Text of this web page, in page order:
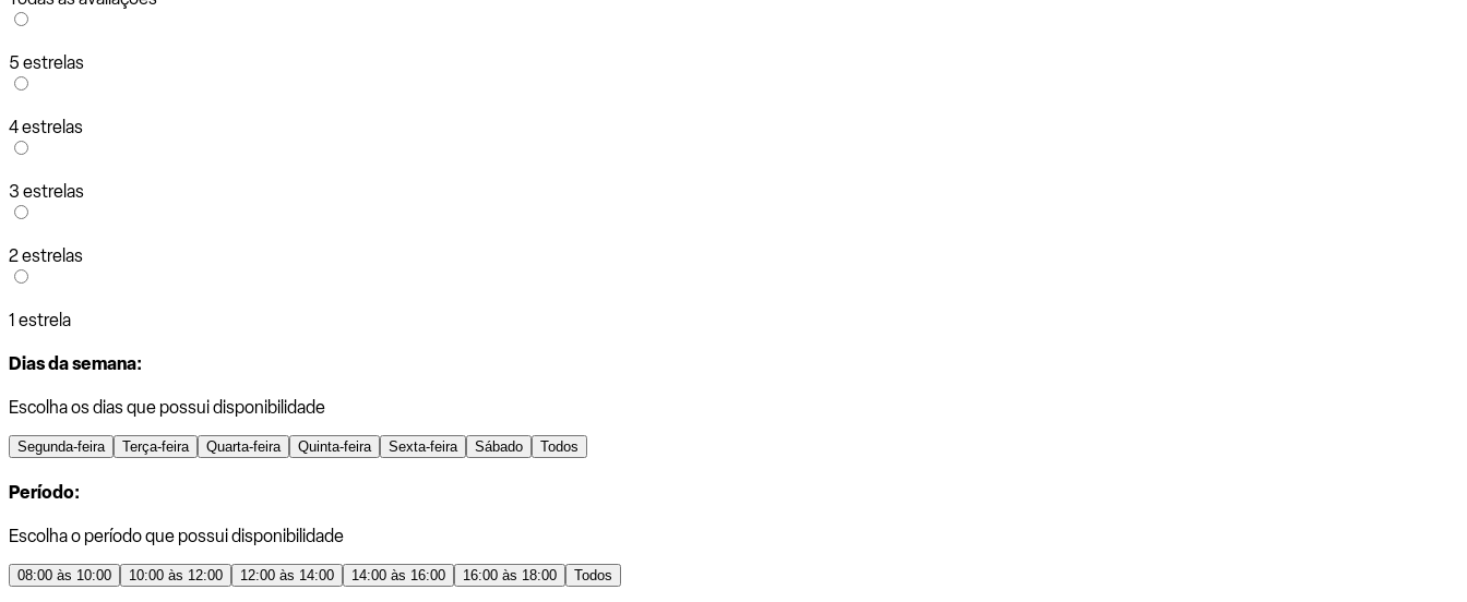
5 estrelas
4 estrelas
3 estrelas
2 estrelas
1 estrela
Dias da semana:
Escolha os dias que possui disponibilidade
Segunda-feira Terça-feira Quarta-feira Quinta-feira Sexta-feira Sábado Todos
Período:
Escolha o período que possui disponibilidade
08:00 às 10:00 10:00 às 12:00 12:00 às 14:00 14:00 às 16:00 16:00 às 18:00 Todos